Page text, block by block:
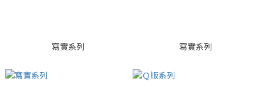
寫實系列 寫實系列